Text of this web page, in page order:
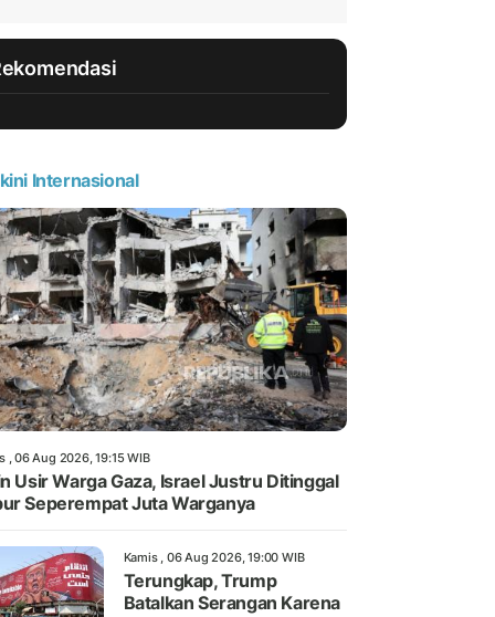
Internasional
, 06 Aug 2026, 19:15 WIB
Usir Warga Gaza, Israel Justru Ditinggal
Seperempat Juta Warganya
Kamis , 06 Aug 2026, 19:00 WIB
Terungkap, Trump
Batalkan Serangan Karena